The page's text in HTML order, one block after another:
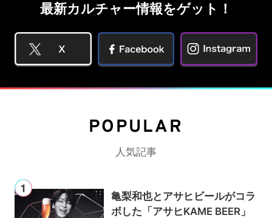
最新カルチャー情報をゲット！
POPULAR
人気記事
亀梨和也とアサヒビールがコラ
ボした「アサヒKAME BEER」